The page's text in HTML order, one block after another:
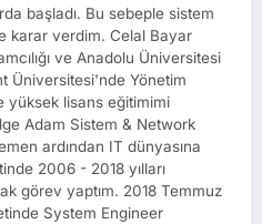
başladı. Bu sebeple sistem
karar verdim. Celal Bayar
ve Anadolu Üniversitesi
Üniversitesi'nde Yönetim
yüksek lisans eğitimimi
Adam Sistem & Network
ardından IT dünyasına
2006 - 2018 yılları
görev yaptım. 2018 Temmuz
System Engineer